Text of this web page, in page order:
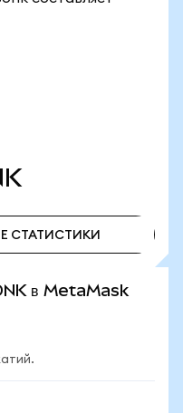
СТАТИСТИКИ
в MetaMask